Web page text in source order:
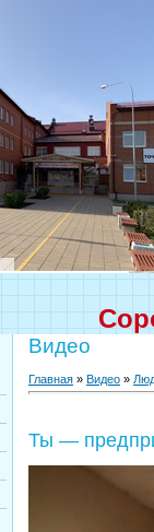
Видео
Главная » Видео »
Ты —